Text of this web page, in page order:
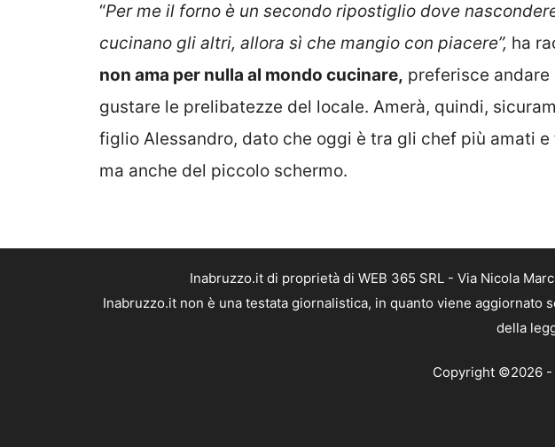
“Per me il forno è un secondo ripostiglio dove
cucinano gli altri, allora sì che mangio con piacere”, ha
non ama per nulla al mondo cucinare, preferisce
gustare le prelibatezze del locale. Amerà, quindi,
figlio Alessandro, dato che oggi è tra gli chef più amati
ma anche del piccolo schermo.
Inabruzzo.it di proprietà di WEB 365 SRL - Via Nicola
Inabruzzo.it non è una testata giornalistica, in quanto viene
della
Copyright ©2026